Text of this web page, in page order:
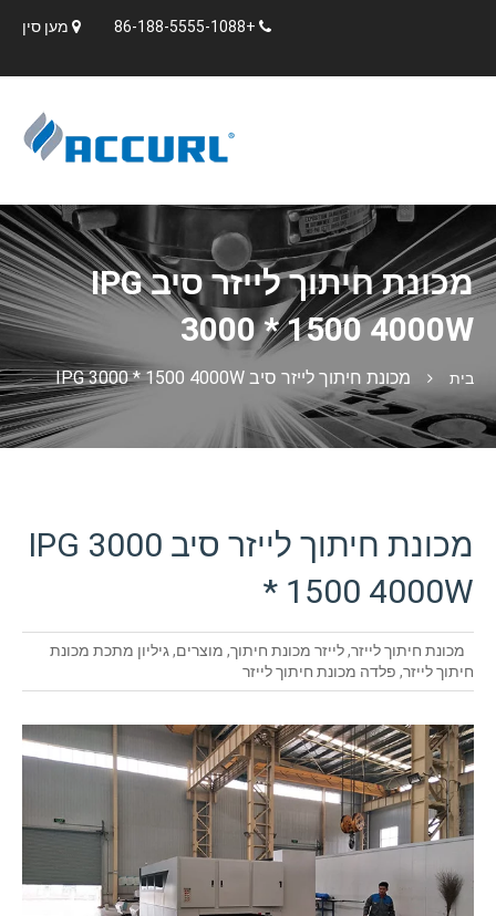
מען סין +86-188-5555-1088
מכונת חיתוך לייזר סיב IPG
3000 * 1500 4000W
בית מכונת חיתוך לייזר סיב IPG 3000 * 1500 4000W
מכונת חיתוך לייזר סיב IPG 3000
* 1500 4000W
מכונת חיתוך לייזר,לייזר מכונת חיתוך, מוצרים,גיליון מתכת מכונת
חיתוך לייזר, פלדה מכונת חיתוך לייזר